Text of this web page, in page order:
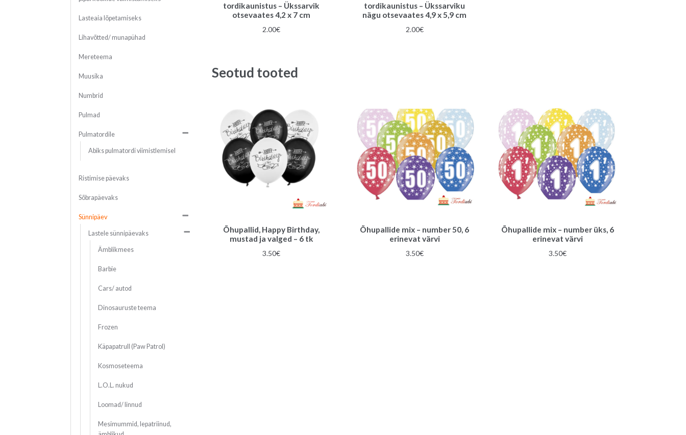
tordikaunistus – Ükssarvik
otsevaates 4,2 x 7 cm
2.00€
tordikaunistus – Ükssarviku
nägu otsevaates 4,9 x 5,9 cm
2.00€
Seotud tooted
Õhupallid, Happy Birthday,
mustad ja valged – 6 tk
3.50€
Õhupallide mix – number 50, 6
erinevat värvi
3.50€
Õhupallide mix – number üks, 6
erinevat värvi
3.50€
Lasteaia lõpetamiseks
Lihavõtted/ munapühad
Mereteema
Muusika
Numbrid
Pulmad
Pulmatordile
Abiks pulmatordi viimistlemisel
Ristimise päevaks
Sõbrapäevaks
Sünnipäev
Lastele sünnipäevaks
Ämblikmees
Barbie
Cars/ autod
Dinosauruste teema
Frozen
Käpapatrull (Paw Patrol)
Kosmoseteema
L.O.L. nukud
Loomad/ linnud
Mesimummid, lepatriinud,